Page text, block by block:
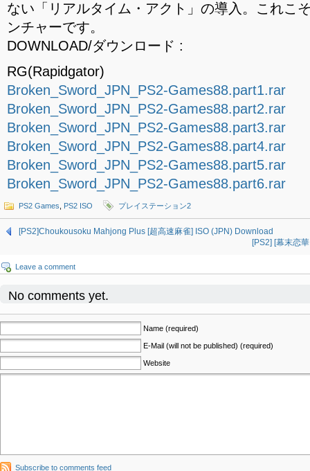
ない「リアルタイム・アクト」の導入。これこ
ンチャーです。
DOWNLOAD/ダウンロード :
RG(Rapidgator)
Broken_Sword_JPN_PS2-Games88.part1.rar
Broken_Sword_JPN_PS2-Games88.part2.rar
Broken_Sword_JPN_PS2-Games88.part3.rar
Broken_Sword_JPN_PS2-Games88.part4.rar
Broken_Sword_JPN_PS2-Games88.part5.rar
Broken_Sword_JPN_PS2-Games88.part6.rar
PS2 Games PS2 ISO プレイステーション2
[PS2]Choukousoku Mahjong Plus [超高速麻雀] ISO (JPN) Download
[PS2] [幕末恋
Leave a comment
No comments yet.
Name (required)
E-Mail (will not be published) (required)
Website
Subscribe to comments feed